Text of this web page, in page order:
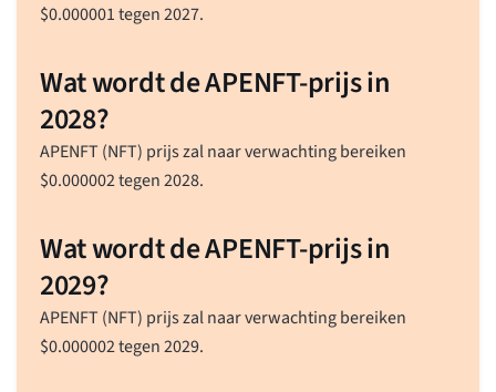
$0.000001tegen 2027.
Wat wordt de APENFT-prijs in
2028?
APENFT (NFT) prijs zal naar verwachting bereiken
$0.000002tegen 2028.
Wat wordt de APENFT-prijs in
2029?
APENFT (NFT) prijs zal naar verwachting bereiken
$0.000002tegen 2029.